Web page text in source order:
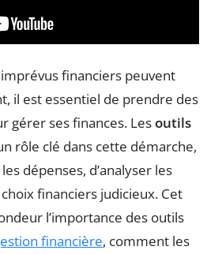
financiers peuvent
il est essentiel de prendre des
gérer ses finances. Lesoutils
rôle clé dans cette démarche,
dépenses, d’analyser les
financiers judicieux. Cet
l’importance des outils
financière, comment les